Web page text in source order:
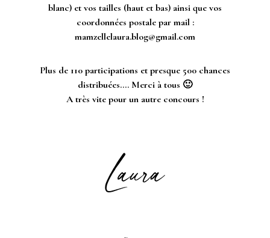
blanc) et vos tailles (haut et bas) ainsi que vos
coordonnées postale par mail :
mamzellelaura.blog@gmail.com
Plus de 110 participations et presque 500 chances
distribuées…. Merci à tous 🙂
A très vite pour un autre concours !